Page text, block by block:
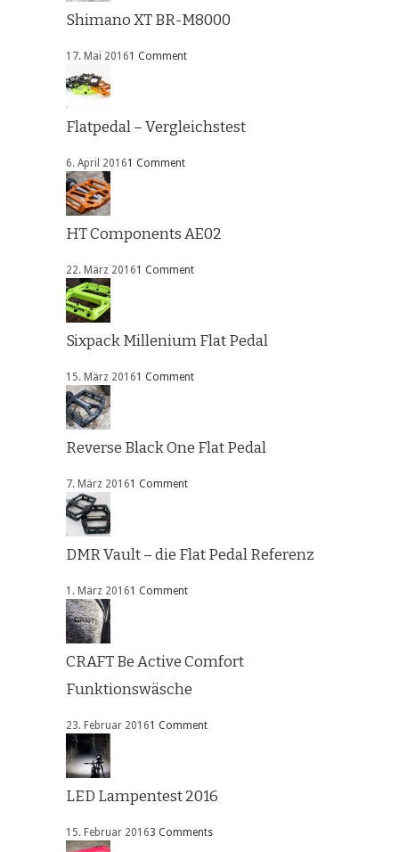
Shimano XT BR-M8000
17. Mai 20161 Comment
Flatpedal – Vergleichstest
6. April 20161 Comment
HT Components AE02
22. März 20161 Comment
Sixpack Millenium Flat Pedal
15. März 20161 Comment
Reverse Black One Flat Pedal
7. März 20161 Comment
DMR Vault – die Flat Pedal Referenz
1. März 20161 Comment
CRAFT Be Active Comfort
Funktionswäsche
23. Februar 20161 Comment
LED Lampentest 2016
15. Februar 20163 Comments